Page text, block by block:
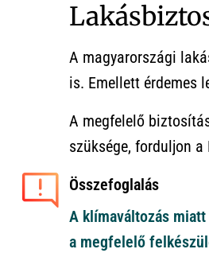
A magyarországi
is. Emellett érdemes
A megfelelő
szüksége, forduljon a
Összefoglalás
A klímaváltozás
a megfelelő